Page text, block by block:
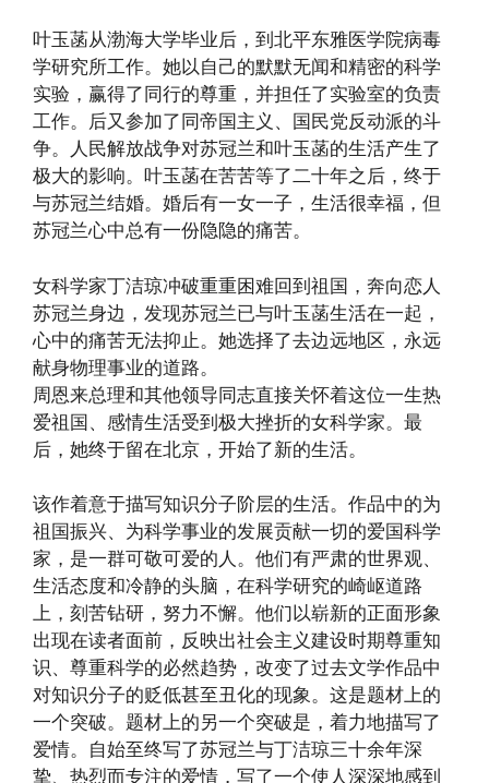
叶玉菡从渤海大学毕业后，到北平东雅医学院病毒
学研究所工作。她以自己的默默无闻和精密的科学
实验，赢得了同行的尊重，并担任了实验室的负责
工作。后又参加了同帝国主义、国民党反动派的斗
争。人民解放战争对苏冠兰和叶玉菡的生活产生了
极大的影响。叶玉菡在苦苦等了二十年之后，终于
与苏冠兰结婚。婚后有一女一子，生活很幸福，但
苏冠兰心中总有一份隐隐的痛苦。
女科学家丁洁琼冲破重重困难回到祖国，奔向恋人
苏冠兰身边，发现苏冠兰已与叶玉菡生活在一起，
心中的痛苦无法抑止。她选择了去边远地区，永远
献身物理事业的道路。
周恩来总理和其他领导同志直接关怀着这位一生热
爱祖国、感情生活受到极大挫折的女科学家。最
后，她终于留在北京，开始了新的生活。
该作着意于描写知识分子阶层的生活。作品中的为
祖国振兴、为科学事业的发展贡献一切的爱国科学
家，是一群可敬可爱的人。他们有严肃的世界观、
生活态度和冷静的头脑，在科学研究的崎岖道路
上，刻苦钻研，努力不懈。他们以崭新的正面形象
出现在读者面前，反映出社会主义建设时期尊重知
识、尊重科学的必然趋势，改变了过去文学作品中
对知识分子的贬低甚至丑化的现象。这是题材上的
一个突破。题材上的另一个突破是，着力地描写了
爱情。自始至终写了苏冠兰与丁洁琼三十余年深
挚、热烈而专注的爱情，写了一个使人深深地感到